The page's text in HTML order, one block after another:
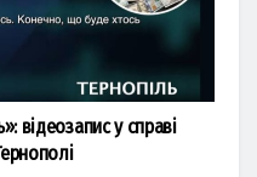
відеозапис у справі